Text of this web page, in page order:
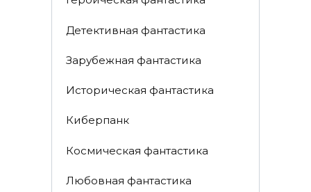
Детективная фантастика
Зарубежная фантастика
Историческая фантастика
Киберпанк
Космическая фантастика
Любовная фантастика